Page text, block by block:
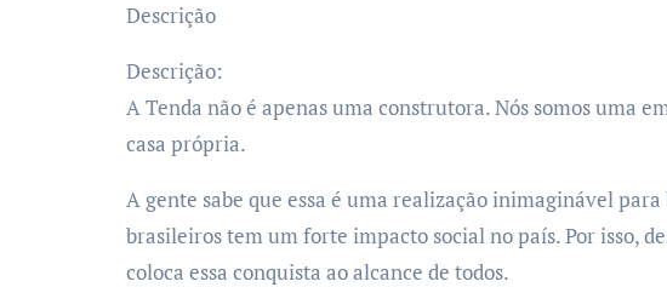
Descrição
Descrição:
A Tenda não é apenas uma construtora. Nós somos uma
casa própria.
A gente sabe que essa é uma realização inimaginável
brasileiros tem um forte impacto social no país. Por isso,
coloca essa conquista ao alcance de todos.